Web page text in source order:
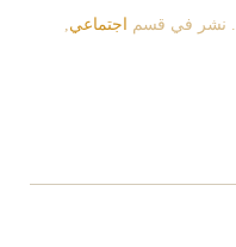
. نشر في قسم اجتماعي,